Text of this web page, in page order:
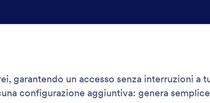
garantendo un accesso senza interruzioni a
configurazione aggiuntiva: genera